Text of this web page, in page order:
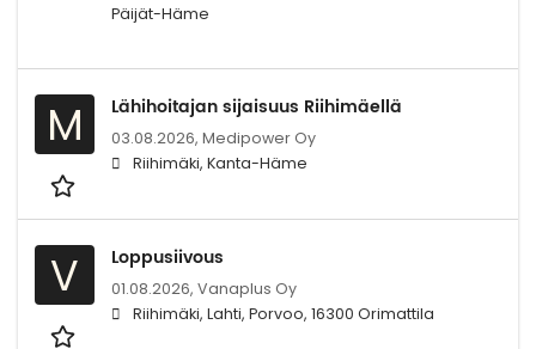
Päijät-Häme
M Lähihoitajan sijaisuus Riihimäellä
03.08.2026, Medipower Oy
Riihimäki, Kanta-Häme
V Loppusiivous
01.08.2026, Vanaplus Oy
Riihimäki, Lahti, Porvoo, 16300 Orimattila